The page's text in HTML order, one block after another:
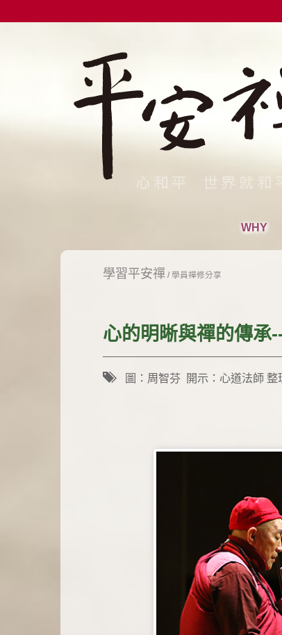
WHY
學習平安禪/學員禪修分享
心的明晰與禪的傳承
圖：周智芬 開示：心道法師 整